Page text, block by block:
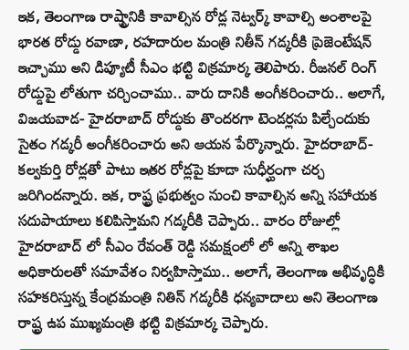
ఇక, తెలంగాణ రాష్ట్రానికి కావాల్సిన రోడ్ల నెట్వర్క్ కావాల్సి అంశాలపై
భారత రోడ్డు రవాణా, రహదారుల మంత్రి నితీన్ గడ్కరీకి ప్రెజెంటేషన్
ఇచ్చాము అని డిప్యూటీ సీఎం భట్టి విక్రమార్క తెలిపారు. రీజనల్ రింగ్
రోడ్డుపై లోతుగా చర్చించాము.. వారు దానికి అంగీకరించారు.. అలాగే,
విజయవాడ- హైదరాబాద్ రోడ్డుకు తొందరగా టెండర్లను పిల్చేందుకు
సైతం గడ్కరీ అంగీకరించారు అని ఆయన పేర్కొన్నారు. హైదరాబాద్-
కల్వకుర్తి రోడ్లతో పాటు ఇతర రోడ్లపై కూడా సుధీర్ఘంగా చర్చ
జరిగిందన్నారు. ఇక, రాష్ట్ర ప్రభుత్వం నుంచి కావాల్సిన అన్ని సహాయక
సదుపాయాలు కలిపిస్తామని గడ్కరీకి చెప్పారు.. వారం రోజుల్లో
హైదరాబాద్ లో సీఎం రేవంత్ రెడ్డి సమక్షంలో లో అన్ని శాఖల
అధికారులతో సమావేశం నిర్వహిస్తాము.. అలాగే, తెలంగాణ అభివృద్ధికి
సహకరిస్తున్న కేంద్రమంత్రి నితిన్ గడ్కరీకి ధన్యవాదాలు అని తెలంగాణ
రాష్ట్ర ఉప ముఖ్యమంత్రి భట్టి విక్రమార్క చెప్పారు.